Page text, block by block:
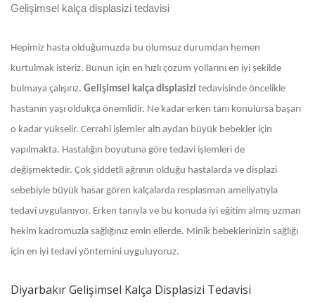
Gelişimsel kalça displasizi tedavisi
Hepimiz hasta olduğumuzda bu olumsuz durumdan hemen
kurtulmak isteriz. Bunun için en hızlı çözüm yollarını en iyi şekilde
bulmaya çalışırız. Gelişimsel kalça displasizi tedavisinde öncelikle
hastanın yaşı oldukça önemlidir. Ne kadar erken tanı konulursa başarı
o kadar yükselir. Cerrahi işlemler altı aydan büyük bebekler için
yapılmakta. Hastalığın boyutuna göre tedavi işlemleri de
değişmektedir. Çok şiddetli ağrının olduğu hastalarda ve displazi
sebebiyle büyük hasar gören kalçalarda resplasman ameliyatıyla
tedavi uygulanıyor. Erken tanıyla ve bu konuda iyi eğitim almış uzman
hekim kadromuzla sağlığınız emin ellerde. Minik bebeklerinizin sağlığı
için en iyi tedavi yöntemini uyguluyoruz.
Diyarbakır Gelişimsel Kalça Displasizi Tedavisi